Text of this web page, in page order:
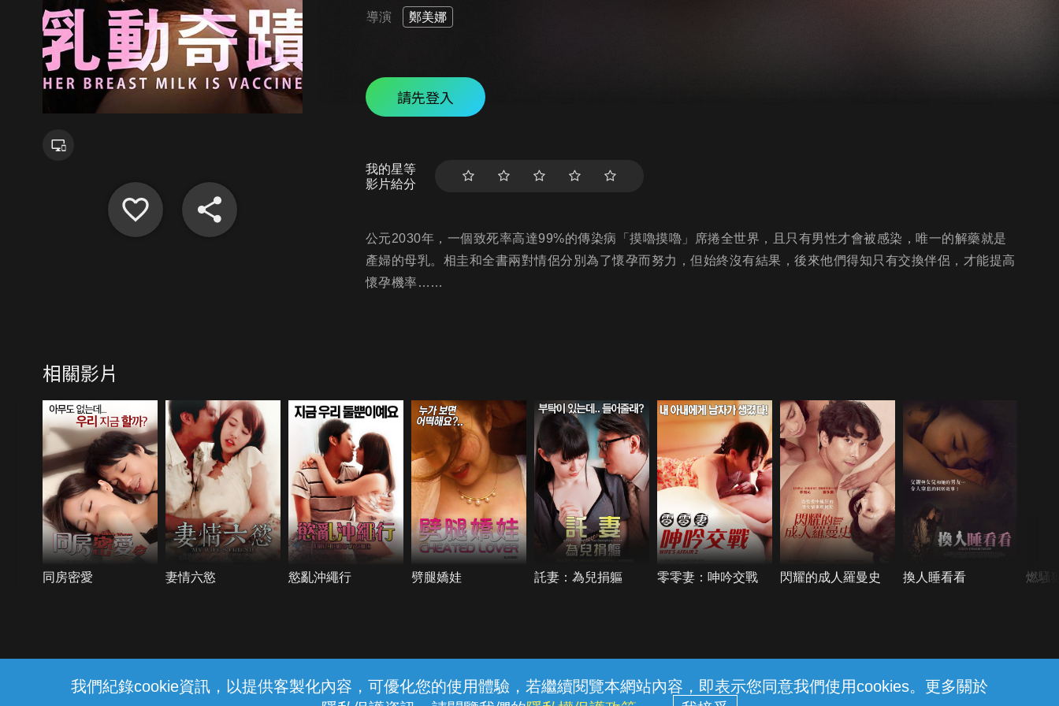
我們紀錄cookie資訊，以提供客製化內容，可優化您的使用體驗，若繼續閱覽本網站內容，即表示您同意我們使用cookies。更多關於
導演 鄭美娜
請先登入
我的星等
影片給分
公元2030年，一個致死率高達99%的傳染病「摸嚕摸嚕」席捲全世界，且只有男性才會被感染，唯一的解藥就是
產婦的母乳。相圭和全書兩對情侶分別為了懷孕而努力，但始終沒有結果，後來他們得知只有交換伴侶，才能提高
懷孕機率……
相關影片
同房密愛 妻情六慾 慾亂沖繩行 劈腿嬌娃 託妻：為兒捐軀 零零妻：呻吟交戰 閃耀的成人羅曼史 換人睡看看 燃騷
線上客服 服務條款 隱私權保護